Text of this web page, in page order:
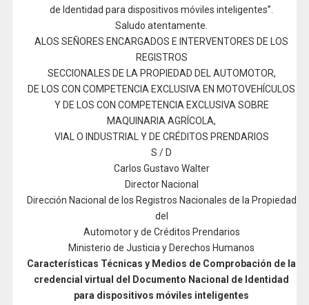
de Identidad para dispositivos móviles inteligentes”.
Saludo atentamente.
ALOS SEÑORES ENCARGADOS E INTERVENTORES DE LOS
REGISTROS
SECCIONALES DE LA PROPIEDAD DEL AUTOMOTOR,
DE LOS CON COMPETENCIA EXCLUSIVA EN MOTOVEHÍCULOS
Y DE LOS CON COMPETENCIA EXCLUSIVA SOBRE
MAQUINARIA AGRÍCOLA,
VIAL O INDUSTRIAL Y DE CRÉDITOS PRENDARIOS
S / D
Carlos Gustavo Walter
Director Nacional
Dirección Nacional de los Registros Nacionales de la Propiedad
del
Automotor y de Créditos Prendarios
Ministerio de Justicia y Derechos Humanos
Características Técnicas y Medios de Comprobación de la
credencial virtual del Documento Nacional de Identidad
para dispositivos móviles inteligentes